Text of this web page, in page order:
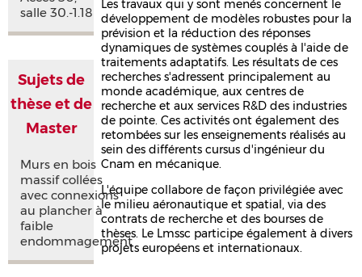
Les travaux qui y sont menés concernent le
développement de modèles robustes pour la
prévision et la réduction des réponses
dynamiques de systèmes couplés à l'aide de
traitements adaptatifs. Les résultats de ces
recherches s'adressent principalement au
monde académique, aux centres de
recherche et aux services R&D des industries
de pointe. Ces activités ont également des
retombées sur les enseignements réalisés au
sein des différents cursus d'ingénieur du
Cnam en mécanique.
L'équipe collabore de façon privilégiée avec
le milieu aéronautique et spatial, via des
contrats de recherche et des bourses de
thèses. Le Lmssc participe également à divers
projets européens et internationaux.
salle 30.-1.18
Sujets de
thèse et de
Master
Murs en bois
massif collées
avec connexions
au plancher à
faible
endommagement